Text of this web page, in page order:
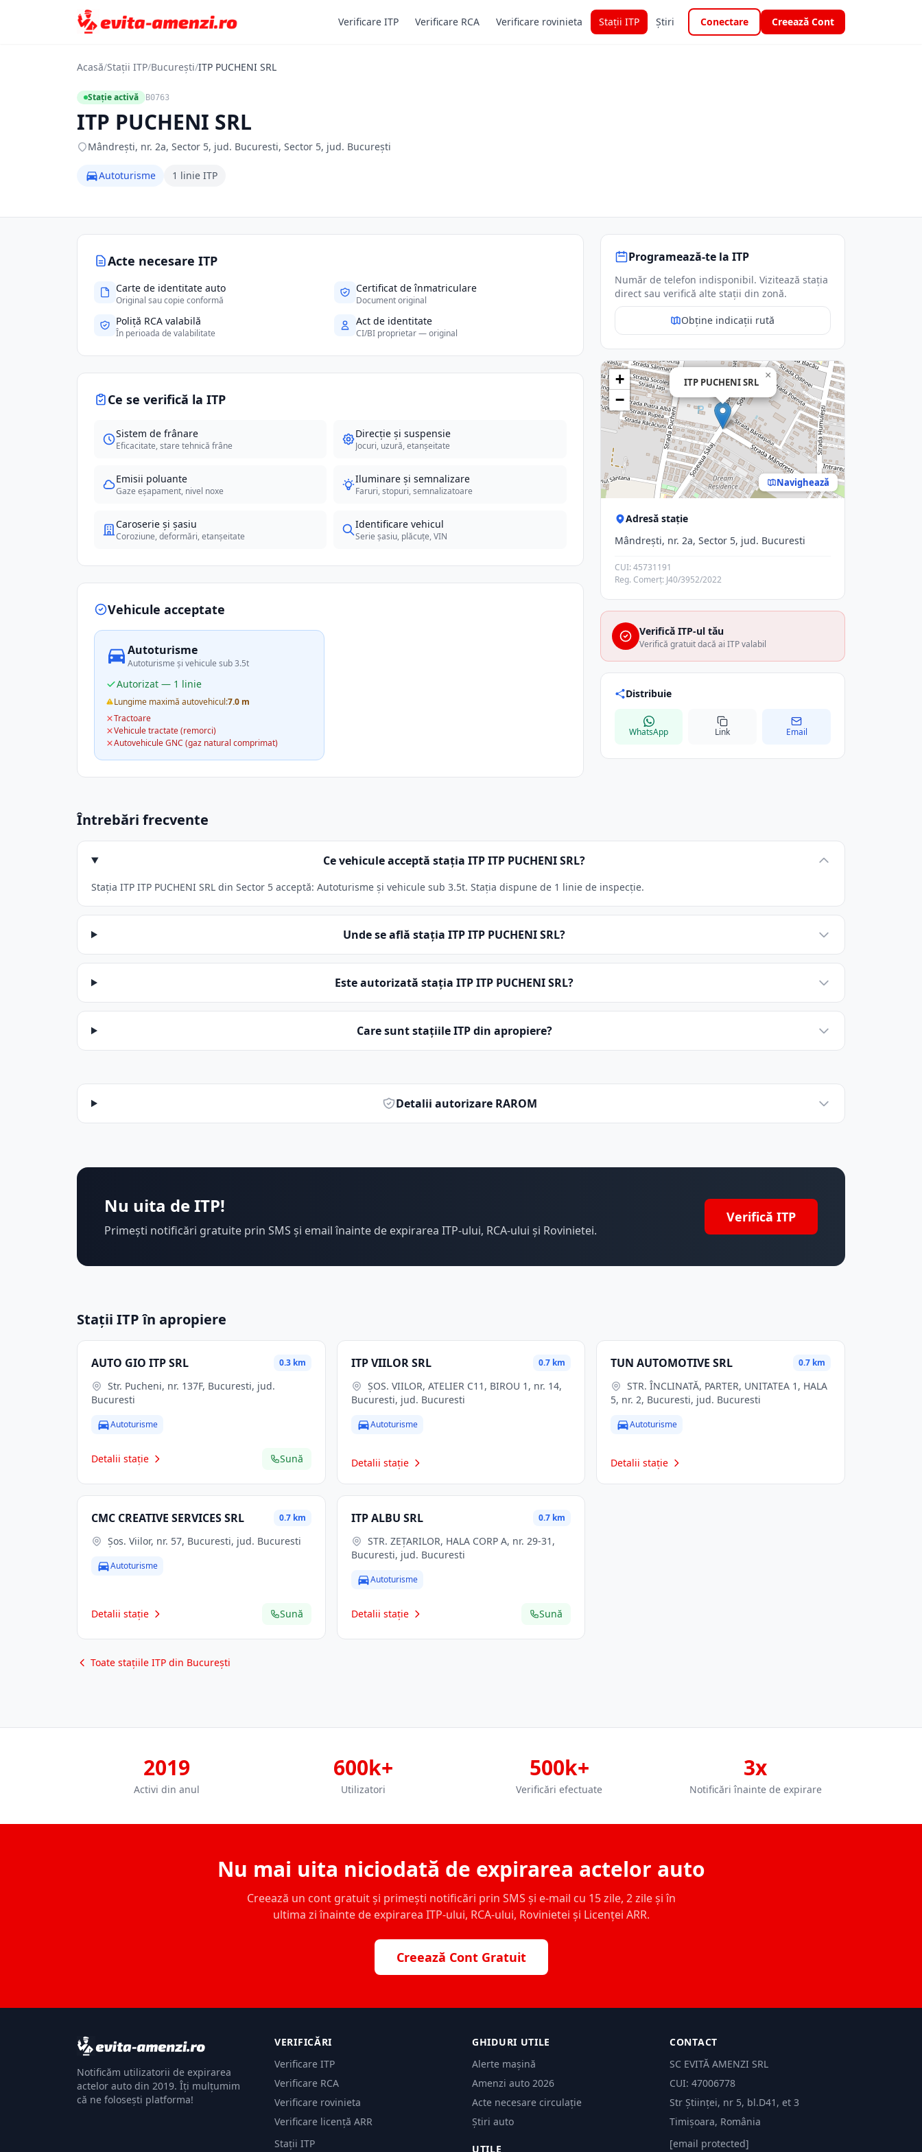
Verificare ITP Verificare RCA Verificare rovinieta Stații ITP Știri Conectare Creează Cont
Acasă/Stații ITP/București/ITP PUCHENI SRL
Stație activă B0763
ITP PUCHENI SRL
Mândrești, nr. 2a, Sector 5, jud. Bucuresti, Sector 5, jud. București
Autoturisme 1 linie ITP
Acte necesare ITP
Carte de identitate auto
Original sau copie conformă
Certificat de înmatriculare
Document original
Poliță RCA valabilă
În perioada de valabilitate
Act de identitate
CI/BI proprietar — original
Ce se verifică la ITP
Sistem de frânare
Eficacitate, stare tehnică frâne
Direcție și suspensie
Jocuri, uzură, etanșeitate
Emisii poluante
Gaze eșapament, nivel noxe
Iluminare și semnalizare
Faruri, stopuri, semnalizatoare
Caroserie și șasiu
Coroziune, deformări, etanșeitate
Identificare vehicul
Serie șasiu, plăcuțe, VIN
Vehicule acceptate
Autoturisme
Autoturisme și vehicule sub 3.5t
Autorizat — 1 linie
Lungime maximă autovehicul:7.0 m
Tractoare
Vehicule tractate (remorci)
Autovehicule GNC (gaz natural comprimat)
Programează-te la ITP
Număr de telefon indisponibil. Vizitează stația
direct sau verifică alte stații din zonă.
Obține indicații rută
ITP PUCHENI SRL
×
+
−
Navighează
Adresă stație
Mândrești, nr. 2a, Sector 5, jud. Bucuresti
CUI: 45731191
Reg. Comerț: J40/3952/2022
Verifică ITP-ul tău
Verifică gratuit dacă ai ITP valabil
Distribuie
WhatsApp Link Email
Întrebări frecvente
Ce vehicule acceptă stația ITP ITP PUCHENI SRL?
Stația ITP ITP PUCHENI SRL din Sector 5 acceptă: Autoturisme și vehicule sub 3.5t. Stația dispune de 1 linie de inspecție.
Unde se află stația ITP ITP PUCHENI SRL?
Este autorizată stația ITP ITP PUCHENI SRL?
Care sunt stațiile ITP din apropiere?
Detalii autorizare RAROM
Nu uita de ITP!
Primești notificări gratuite prin SMS și email înainte de expirarea ITP-ului, RCA-ului și Rovinietei.
Verifică ITP
Stații ITP în apropiere
AUTO GIO ITP SRL 0.3 km
Bucuresti
Autoturisme
Detalii stație Sună
ITP VIILOR SRL 0.7 km
Bucuresti, jud. Bucuresti
Autoturisme
Detalii stație
TUN AUTOMOTIVE SRL 0.7 km
STR. ÎNCLINATĂ, PARTER, UNITATEA 1, HALA
5, nr. 2, Bucuresti, jud. Bucuresti
Autoturisme
Detalii stație
CMC CREATIVE SERVICES SRL 0.7 km
Şos. Viilor, nr. 57, Bucuresti, jud. Bucuresti
Autoturisme
Detalii stație Sună
ITP ALBU SRL 0.7 km
Bucuresti, jud. Bucuresti
Autoturisme
Detalii stație Sună
Toate stațiile ITP din București
2019
Activi din anul
600k+
Utilizatori
500k+
Verificări efectuate
3x
Notificări înainte de expirare
Nu mai uita niciodată de expirarea actelor auto
Creează un cont gratuit și primești notificări prin SMS și e-mail cu 15 zile, 2 zile și în
ultima zi înainte de expirarea ITP-ului, RCA-ului, Rovinietei și Licenței ARR.
Creează Cont Gratuit
Notificăm utilizatorii de expirarea
actelor auto din 2019. Îți mulțumim
că ne folosești platforma!
VERIFICĂRI
Verificare ITP
Verificare RCA
Verificare rovinieta
Verificare licență ARR
Stații ITP
GHIDURI UTILE
Alerte mașină
Amenzi auto 2026
Acte necesare circulație
Știri auto
UTILE
CONTACT
SC EVITĂ AMENZI SRL
CUI: 47006778
Str Științei, nr 5, bl.D41, et 3
Timișoara, România
[email protected]